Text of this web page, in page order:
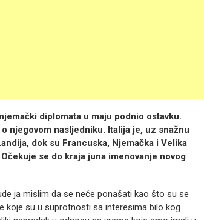
diplomata u maju podnio ostavku.
njegovom nasljedniku. Italija je, uz snažnu
dok su Francuska, Njemačka i Velika
se do kraja juna imenovanje novog
ja mislim da se neće ponašati kao što su se
koje su u suprotnosti sa interesima bilo kog